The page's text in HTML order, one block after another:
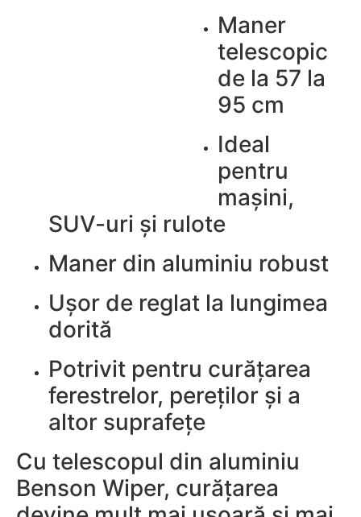
Maner
telescopic
de la 57 la
95 cm
Ideal
pentru
mașini,
SUV-uri și rulote
Maner din aluminiu robust
Ușor de reglat la lungimea
dorită
Potrivit pentru curățarea
ferestrelor, pereților și a
altor suprafețe
Cu telescopul din aluminiu
Benson Wiper, curățarea